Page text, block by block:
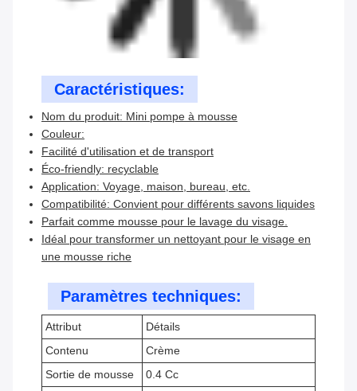
Caractéristiques:
Nom du produit: Mini pompe à mousse
Couleur:
Facilité d'utilisation et de transport
Éco-friendly: recyclable
Application: Voyage, maison, bureau, etc.
Compatibilité: Convient pour différents savons liquides
Parfait comme mousse pour le lavage du visage.
Idéal pour transformer un nettoyant pour le visage en
une mousse riche
Paramètres techniques:
Attribut
Détails
Contenu
Crème
Sortie de mousse
0.4 Cc